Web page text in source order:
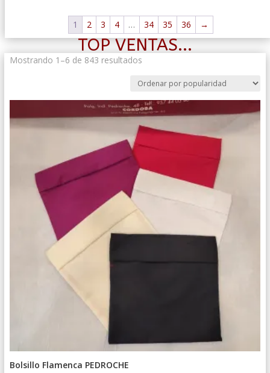
1 2 3 4 … 34 35 36 →
TOP VENTAS...
Mostrando 1–6 de 843 resultadosOrdenado
popularidad
Bolsillo Flamenca PEDROCHE